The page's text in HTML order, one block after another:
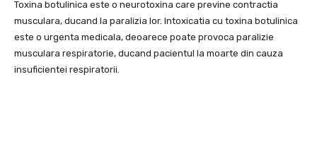
Toxina botulinica este o neurotoxina care previne contractia
musculara, ducand la paralizia lor. Intoxicatia cu toxina botulinica
este o urgenta medicala, deoarece poate provoca paralizie
musculara respiratorie, ducand pacientul la moarte din cauza
insuficientei respiratorii.